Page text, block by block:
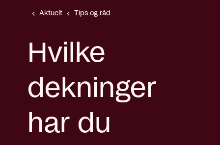
Aktuelt Tips og råd
Hvilke
dekninger
har du